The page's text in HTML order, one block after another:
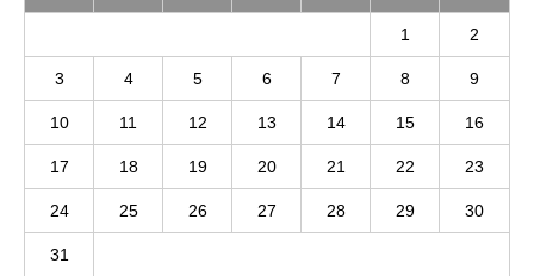
1 2
3 4 5 6 7 8 9
10 11 12 13 14 15 16
17 18 19 20 21 22 23
24 25 26 27 28 29 30
31